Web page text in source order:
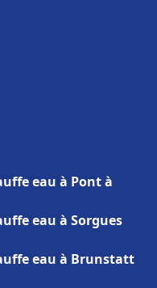
eau à Pont à
eau à Sorgues
eau à Brunstatt